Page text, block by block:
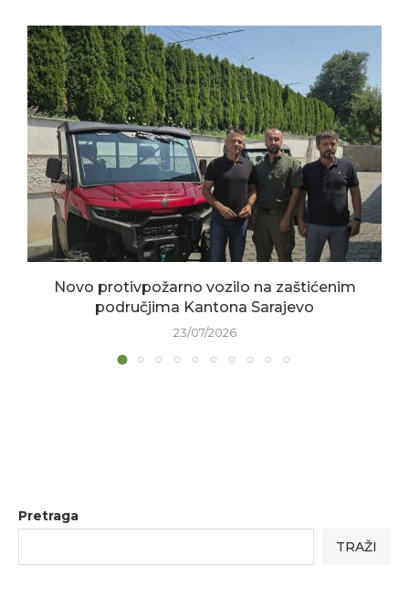
Novo protivpožarno vozilo na zaštićenim
područjima Kantona Sarajevo
23/07/2026
Pretraga
TRAŽI